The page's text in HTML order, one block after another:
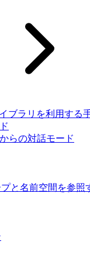
ブラリを利用する
らの対話モード
と名前空間を参照